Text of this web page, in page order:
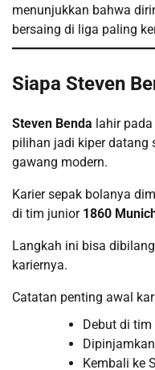
menunjukkan bahwa
bersaing di liga paling
Siapa Steven
Steven Benda lahir pada
pilihan jadi kiper datang
gawang modern.
Karier sepak bolanya
di tim junior 1860
Langkah ini bisa
kariernya.
Catatan penting awal
Debut di
Kembali ke